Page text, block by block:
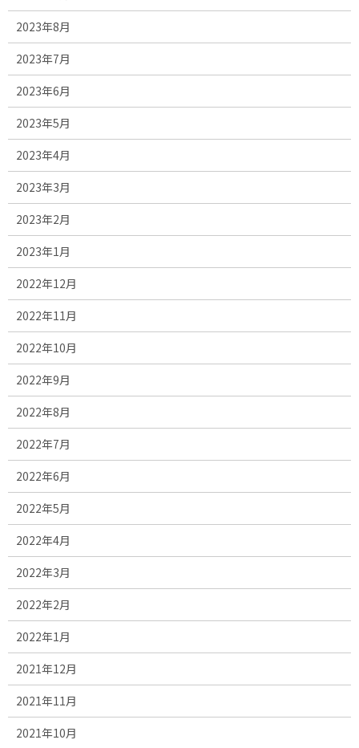
2023年8月
2023年7月
2023年6月
2023年5月
2023年4月
2023年3月
2023年2月
2023年1月
2022年12月
2022年11月
2022年10月
2022年9月
2022年8月
2022年7月
2022年6月
2022年5月
2022年4月
2022年3月
2022年2月
2022年1月
2021年12月
2021年11月
2021年10月